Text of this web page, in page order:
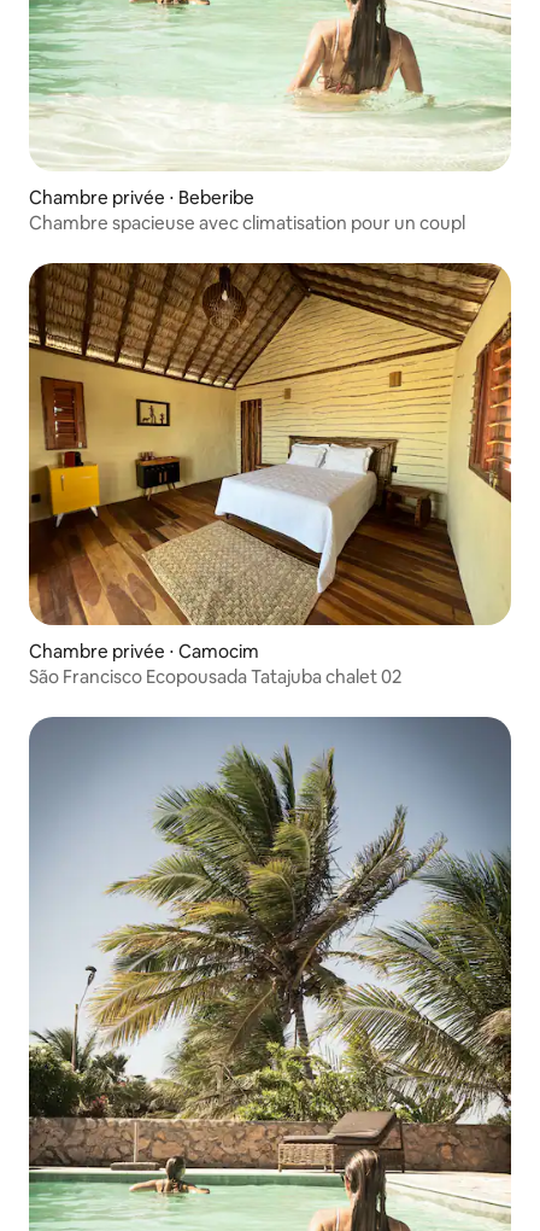
Chambre privée ⋅ Beberibe
Chambre spacieuse avec climatisation pour un coupl
Chambre privée ⋅ Camocim
São Francisco Ecopousada Tatajuba chalet 02